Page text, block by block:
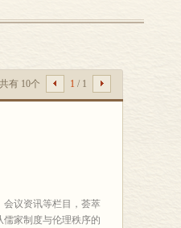
共有 10个 1 / 1
会议资讯等栏目，荟萃
家制度与伦理秩序的